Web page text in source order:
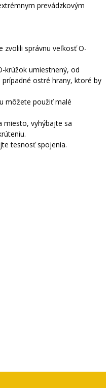
prevádzkovým
zvolili správnu veľkosť O-
krúžok umiestnený, od
ostré hrany, ktoré by
môžete použiť malé
miesto, vyhýbajte sa
tesnosť spojenia.